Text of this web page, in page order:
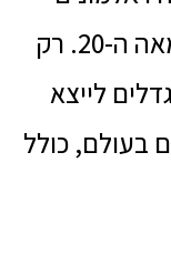
יחסית מחוץ למדינה עד סוף המאה ה-20. רק
לייצא
בעולם, כולל